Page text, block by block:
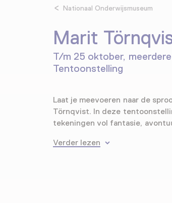
Nationaal Onderwijsmuseum
Marit
T/m 25 oktober,
Tentoonstelling
Laat je meevoeren naar de
Törnqvist. In deze
tekeningen vol fantasie,
Verder lezen